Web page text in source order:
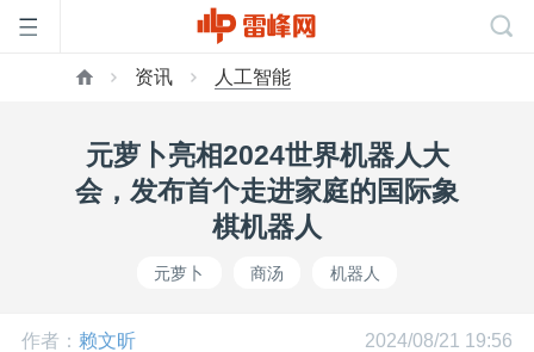
页
资讯 人工智能
元萝卜亮相2024世界机器人大
会，发布首个走进家庭的国际象
棋机器人
元萝卜 商汤 机器人
作者： 赖文昕 2024/08/21 19:56